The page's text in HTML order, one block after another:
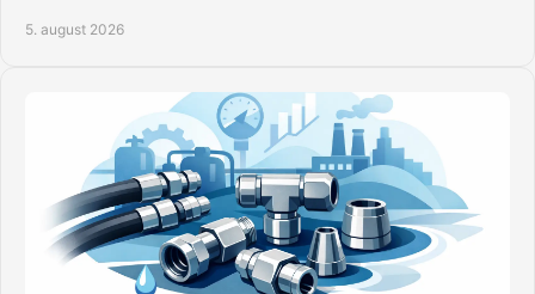
5. august 2026